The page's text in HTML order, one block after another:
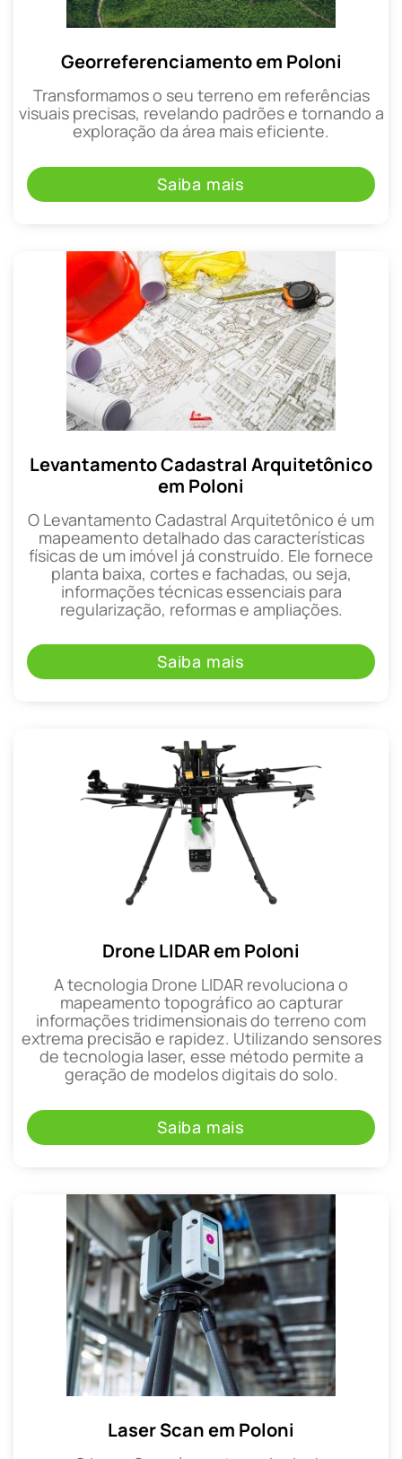
Georreferenciamento em Poloni
Transformamos o seu terreno em referências
visuais precisas, revelando padrões e tornando a
exploração da área mais eficiente.
Saiba mais
Levantamento Cadastral Arquitetônico
em Poloni
O Levantamento Cadastral Arquitetônico é um
mapeamento detalhado das características
físicas de um imóvel já construído. Ele fornece
planta baixa, cortes e fachadas, ou seja,
informações técnicas essenciais para
regularização, reformas e ampliações.
Saiba mais
Drone LIDAR em Poloni
A tecnologia Drone LIDAR revoluciona o
mapeamento topográfico ao capturar
informações tridimensionais do terreno com
extrema precisão e rapidez. Utilizando sensores
de tecnologia laser, esse método permite a
geração de modelos digitais do solo.
Saiba mais
Laser Scan em Poloni